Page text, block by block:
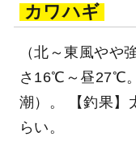
カワハギ
（北～東風や
さ16℃～昼27℃
潮）。 【釣果】
らい。